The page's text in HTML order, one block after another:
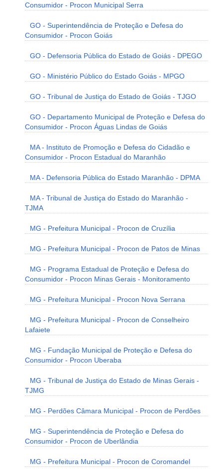
Consumidor - Procon Municipal Serra
GO - Superintendência de Proteção e Defesa do
Consumidor - Procon Goiás
GO - Defensoria Pública do Estado de Goiás - DPEGO
GO - Ministério Público do Estado Goiás - MPGO
GO - Tribunal de Justiça do Estado de Goiás - TJGO
GO - Departamento Municipal de Proteção e Defesa do
Consumidor - Procon Águas Lindas de Goiás
MA - Instituto de Promoção e Defesa do Cidadão e
Consumidor - Procon Estadual do Maranhão
MA - Defensoria Pública do Estado Maranhão - DPMA
MA - Tribunal de Justiça do Estado do Maranhão -
TJMA
MG - Prefeitura Municipal - Procon de Cruzília
MG - Prefeitura Municipal - Procon de Patos de Minas
MG - Programa Estadual de Proteção e Defesa do
Consumidor - Procon Minas Gerais - Monitoramento
MG - Prefeitura Municipal - Procon Nova Serrana
MG - Prefeitura Municipal - Procon de Conselheiro
Lafaiete
MG - Fundação Municipal de Proteção e Defesa do
Consumidor - Procon Uberaba
MG - Tribunal de Justiça do Estado de Minas Gerais -
TJMG
MG - Perdões Câmara Municipal - Procon de Perdões
MG - Superintendência de Proteção e Defesa do
Consumidor - Procon de Uberlândia
MG - Prefeitura Municipal - Procon de Coromandel